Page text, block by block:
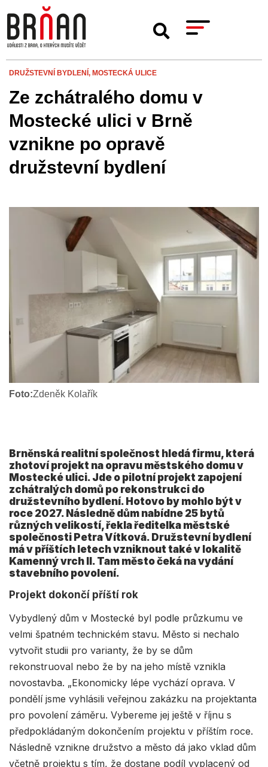
DRUŽSTEVNÍ BYDLENÍ, MOSTECKÁ ULICE
Ze zchátralého domu v
Mostecké ulici v Brně
vznikne po opravě
družstevní bydlení
Foto:Zdeněk Kolařík
Brněnská realitní společnost hledá firmu, která
zhotoví projekt na opravu městského domu v
Mostecké ulici. Jde o pilotní projekt zapojení
zchátralých domů po rekonstrukci do
družstevního bydlení. Hotovo by mohlo být v
roce 2027. Následně dům nabídne 25 bytů
různých velikostí, řekla ředitelka městské
společnosti Petra Vítková. Družstevní bydlení
má v příštích letech vzniknout také v lokalitě
Kamenný vrch II. Tam město čeká na vydání
stavebního povolení.
Projekt dokončí příští rok
Vybydlený dům v Mostecké byl podle průzkumu ve
velmi špatném technickém stavu. Město si nechalo
vytvořit studii pro varianty, že by se dům
rekonstruoval nebo že by na jeho místě vznikla
novostavba. „Ekonomicky lépe vychází oprava. V
pondělí jsme vyhlásili veřejnou zakázku na projektanta
pro povolení záměru. Vybereme jej ještě v říjnu s
předpokládaným dokončením projektu v příštím roce.
Následně vznikne družstvo a město dá jako vklad dům
včetně projektu s tím, že dostane podíl vyplacený od